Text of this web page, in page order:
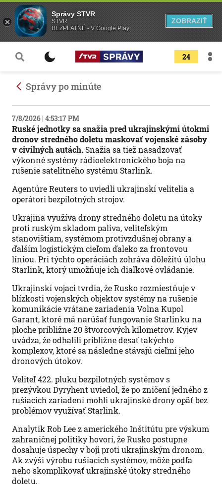
24
Správy po minúte
7/8/2026 | 4:53:17 PM
Ruské jednotky sa snažia pred ukrajinskými útokmi
dronov stredného doletu maskovať vojenské zásoby
v civilných autách. Snažia sa tiež nasadzovať
výkonné systémy rádioelektronického boja na
rušenie satelitného systému Starlink.
Agentúre Reuters to uviedli ukrajinskí velitelia a
operátori bezpilotných strojov.
Ukrajina využíva drony stredného doletu na útoky
proti ruským skladom paliva, veliteľským
stanovištiam, systémom protivzdušnej obrany a
ďalším logistickým cieľom ďaleko za frontovou
líniou. Pri týchto operáciách zohráva dôležitú úlohu
Starlink, ktorý umožňuje ich diaľkové ovládanie.
Ukrajinskí vojaci tvrdia, že Rusko rozmiestňuje v
blízkosti vojenských objektov systémy na rušenie
komunikácie vrátane zariadenia Volna Kupol
Garant, ktoré má narúšať fungovanie Starlinku na
ploche približne 20 štvorcových kilometrov. Kyjev
uvádza, že odhalili približne desať takýchto
komplexov, ktoré sa následne stávajú cieľmi jeho
dronových útokov.
Veliteľ 422. pluku bezpilotných systémov s
prezývkou Dyryhent uviedol, že po zničení jedného z
rušiacich zariadení mohli ukrajinské drony opäť bez
problémov využívať Starlink.
Analytik Rob Lee z amerického Inštitútu pre výskum
zahraničnej politiky hovorí, že Rusko postupne
dosahuje úspechy v boji proti ukrajinským dronom.
Ak zvýši výrobu rušiacich systémov, môže podľa
neho skomplikovať ukrajinské útoky stredného
doletu.
Správy STVR
STVR
BEZPLATNÉ - V Google Play
ZOBRAZIŤ